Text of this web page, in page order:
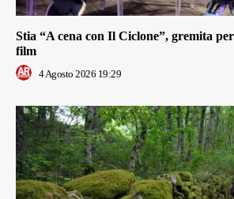
Stia “A cena con Il Ciclone”, gremita
film
4 Agosto 2026 19:29